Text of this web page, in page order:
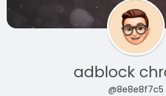
adblock
@8e8e8f7c5